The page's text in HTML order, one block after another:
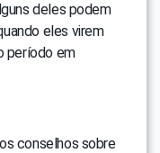
deles podem
eles virem
período em
conselhos sobre